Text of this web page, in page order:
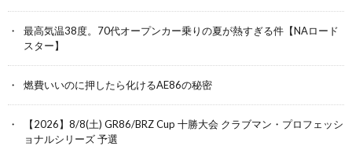
最高気温38度。70代オープンカー乗りの夏が熱すぎる件【NAロード
スター】
燃費いいのに押したら化けるAE86の秘密
【2026】8/8(土) GR86/BRZ Cup 十勝大会 クラブマン・プロフェッシ
ョナルシリーズ 予選